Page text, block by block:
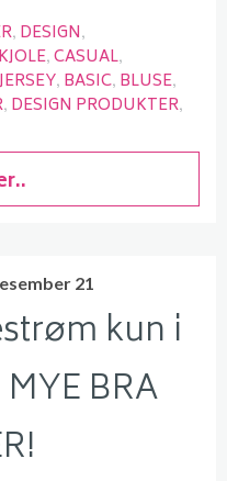
DESIGN
KJOLE CASUAL
JERSEY BASIC BLUSE
DESIGN PRODUKTER
21
kun i
BRA